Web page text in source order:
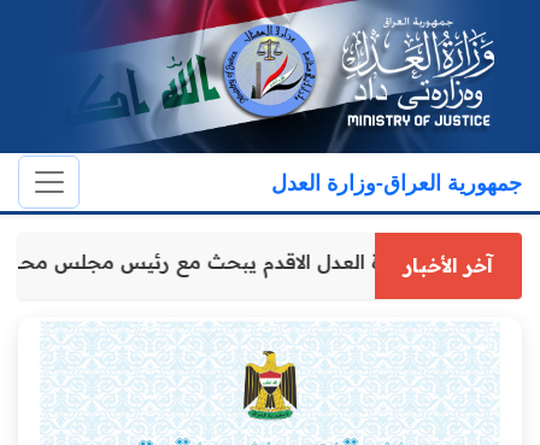
جمهورية العراق-وزارة العدل
آخر الأخباروكيل وزارة العدل الاقدم يبحث مع رئيس مجلس